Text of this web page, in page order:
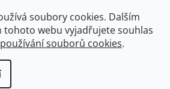
soubory cookies. Dalším
tohoto webu vyjadřujete souhlas
souborů cookies.
Upravit nastavení cookies